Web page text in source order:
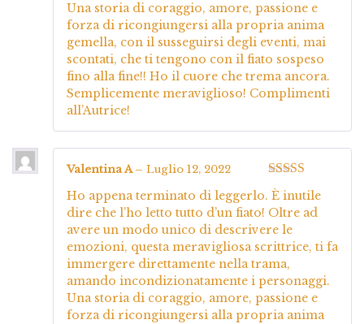
Una storia di coraggio, amore, passione e
forza di ricongiungersi alla propria anima
gemella, con il susseguirsi degli eventi, mai
scontati, che ti tengono con il fiato sospeso
fino alla fine!! Ho il cuore che trema ancora.
Semplicemente meraviglioso! Complimenti
all’Autrice!
Valutato
5
Valentina A– Luglio 12, 2022
Ho appena terminato di leggerlo. È inutile
dire che l’ho letto tutto d’un fiato! Oltre ad
avere un modo unico di descrivere le
emozioni, questa meravigliosa scrittrice, ti fa
immergere direttamente nella trama,
amando incondizionatamente i personaggi.
Una storia di coraggio, amore, passione e
forza di ricongiungersi alla propria anima